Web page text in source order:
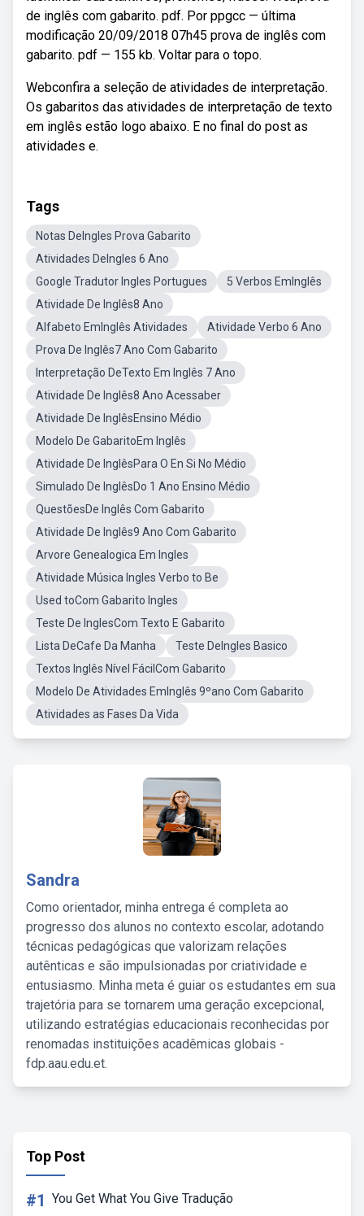
de inglês com gabarito. pdf. Por ppgcc — última
modificação 20/09/2018 07h45 prova de inglês com
gabarito. pdf — 155 kb. Voltar para o topo.
Webconfira a seleção de atividades de interpretação.
Os gabaritos das atividades de interpretação de texto
em inglês estão logo abaixo. E no final do post as
atividades e.
Tags
Notas DeIngles Prova Gabarito
Atividades DeIngles 6 Ano
Google Tradutor Ingles Portugues
5 Verbos EmInglês
Atividade De Inglês8 Ano
Alfabeto EmInglês Atividades
Atividade Verbo 6 Ano
Prova De Inglês7 Ano Com Gabarito
Interpretação DeTexto Em Inglês 7 Ano
Atividade De Inglês8 Ano Acessaber
Atividade De InglêsEnsino Médio
Modelo De GabaritoEm Inglês
Atividade De InglêsPara O En Si No Médio
Simulado De InglêsDo 1 Ano Ensino Médio
QuestõesDe Inglês Com Gabarito
Atividade De Inglês9 Ano Com Gabarito
Arvore Genealogica Em Ingles
Atividade Música Ingles Verbo to Be
Used toCom Gabarito Ingles
Teste De InglesCom Texto E Gabarito
Lista DeCafe Da Manha
Teste DeIngles Basico
Textos Inglês Nível FácilCom Gabarito
Modelo De Atividades EmInglês 9ºano Com Gabarito
Atividades as Fases Da Vida
Sandra
Como orientador, minha entrega é completa ao
progresso dos alunos no contexto escolar, adotando
técnicas pedagógicas que valorizam relações
autênticas e são impulsionadas por criatividade e
entusiasmo. Minha meta é guiar os estudantes em sua
trajetória para se tornarem uma geração excepcional,
utilizando estratégias educacionais reconhecidas por
renomadas instituições acadêmicas globais -
fdp.aau.edu.et.
Top Post
#1 You Get What You Give Tradução